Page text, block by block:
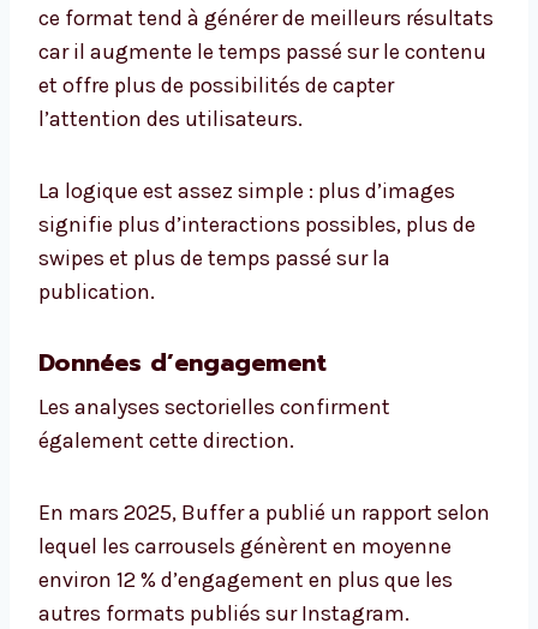
ce format tend à générer de meilleurs résultats
car il augmente le temps passé sur le contenu
et offre plus de possibilités de capter
l’attention des utilisateurs.
La logique est assez simple : plus d’images
signifie plus d’interactions possibles, plus de
swipes et plus de temps passé sur la
publication.
Données d’engagement
Les analyses sectorielles confirment
également cette direction.
En mars 2025, Buffer a publié un rapport selon
lequel les carrousels génèrent en moyenne
environ 12 % d’engagement en plus que les
autres formats publiés sur Instagram.